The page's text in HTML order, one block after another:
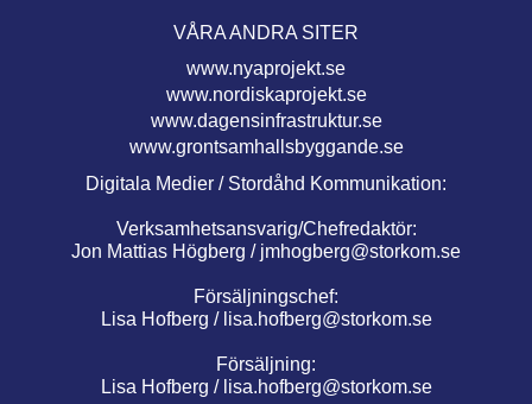
VÅRA ANDRA SITER
www.nyaprojekt.se
www.nordiskaprojekt.se
www.dagensinfrastruktur.se
www.grontsamhallsbyggande.se
Digitala Medier / Stordåhd Kommunikation:
Verksamhetsansvarig/Chefredaktör:
Jon Mattias Högberg / jmhogberg@storkom.se
Försäljningschef:
Lisa Hofberg / lisa.hofberg@storkom.se
Försäljning:
Lisa Hofberg / lisa.hofberg@storkom.se